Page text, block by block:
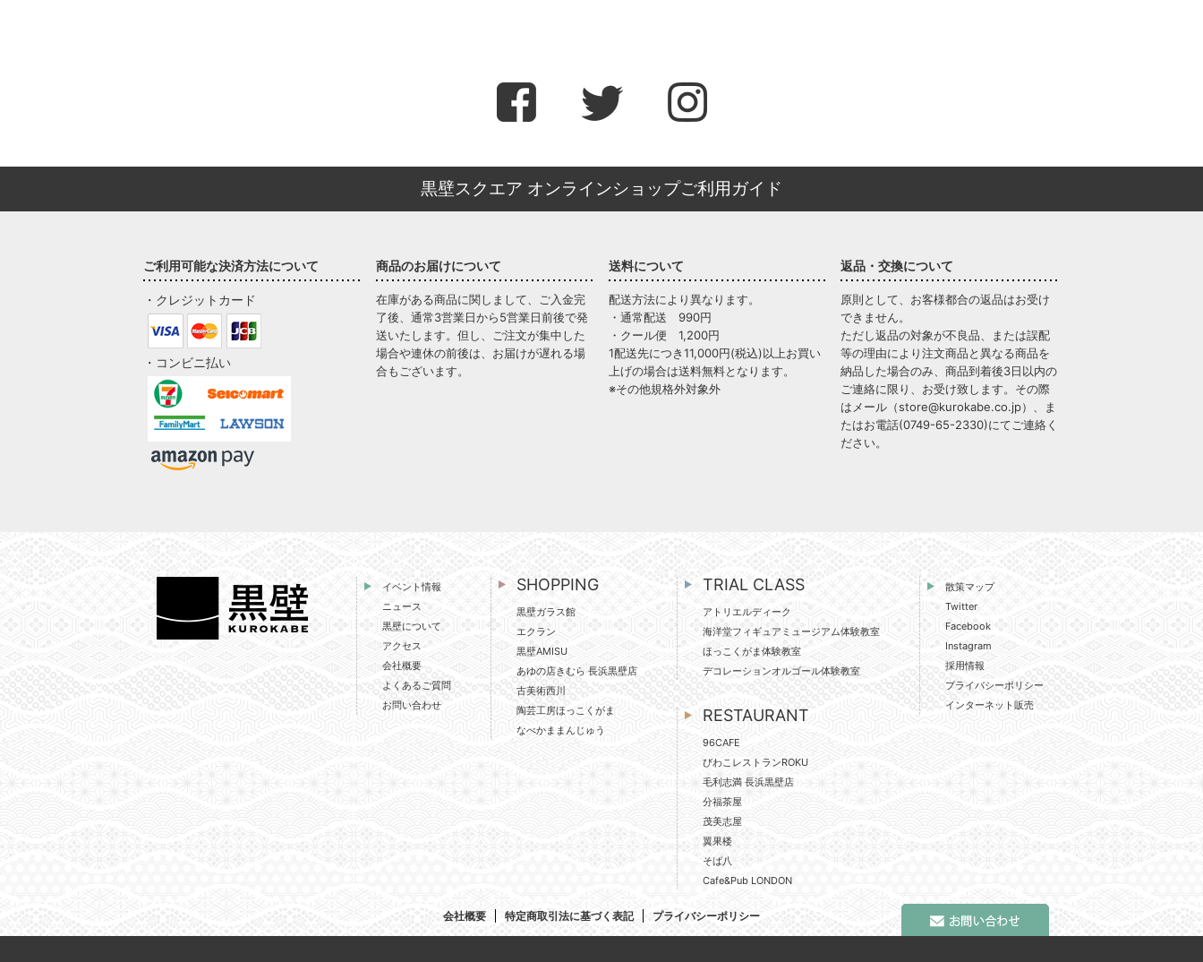
黒壁スクエア オンラインショップご利用ガイド
ご利用可能な決済方法について
・クレジットカード
・コンビニ払い
商品のお届けについて
在庫がある商品に関しまして、ご入金完
了後、通常3営業日から5営業日前後で発
送いたします。但し、ご注文が集中した
場合や連休の前後は、お届けが遅れる場
合もございます。
送料について
配送方法により異なります。
・通常配送 990円
・クール便 1,200円
1配送先につき11,000円(税込)以上お買い
上げの場合は送料無料となります。
※その他規格外対象外
返品・交換について
原則として、お客様都合の返品はお受け
できません。
ただし返品の対象が不良品、または誤配
等の理由により注文商品と異なる商品を
納品した場合のみ、商品到着後3日以内の
ご連絡に限り、お受け致します。その際
はメール（store@kurokabe.co.jp）、ま
たはお電話(0749-65-2330)にてご連絡く
ださい。
イベント情報
ニュース
黒壁について
アクセス
会社概要
よくあるご質問
お問い合わせ
SHOPPING
黒壁ガラス館
エクラン
黒壁AMISU
あゆの店きむら 長浜黒壁店
古美術西川
陶芸工房ほっこくがま
なべかままんじゅう
TRIAL CLASS
アトリエルディーク
海洋堂フィギュアミュージアム体験教室
ほっこくがま体験教室
デコレーションオルゴール体験教室
RESTAURANT
96CAFE
びわこレストランROKU
毛利志満 長浜黒壁店
分福茶屋
茂美志屋
翼果楼
そば八
Cafe&Pub LONDON
散策マップ
Twitter
Facebook
Instagram
採用情報
プライバシーポリシー
インターネット販売
会社概要 特定商取引法に基づく表記 プライバシーポリシー